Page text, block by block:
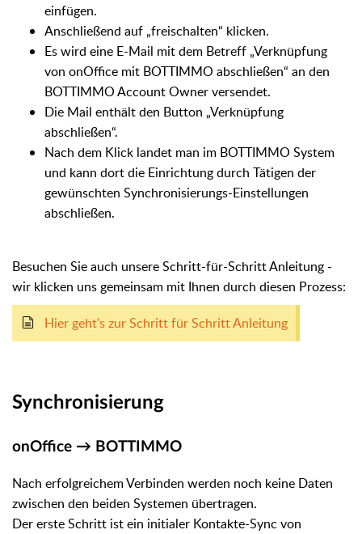
einfügen.
Anschließend auf „freischalten“ klicken.
Es wird eine E-Mail mit dem Betreff „Verknüpfung
von onOffice mit BOTTIMMO abschließen“ an den
BOTTIMMO Account Owner versendet.
Die Mail enthält den Button „Verknüpfung
abschließen“.
Nach dem Klick landet man im BOTTIMMO System
und kann dort die Einrichtung durch Tätigen der
gewünschten Synchronisierungs-Einstellungen
abschließen.
Besuchen Sie auch unsere Schritt-für-Schritt Anleitung -
wir klicken uns gemeinsam mit Ihnen durch diesen Prozess:
Hier geht's zur Schritt für Schritt Anleitung
Synchronisierung
onOffice → BOTTIMMO
Nach erfolgreichem Verbinden werden noch keine Daten
zwischen den beiden Systemen übertragen.
Der erste Schritt ist ein initialer Kontakte-Sync von